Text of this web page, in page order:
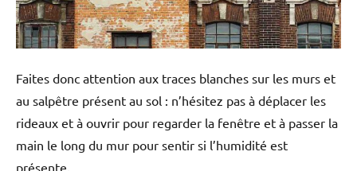
Faites donc attention aux traces blanches sur les murs et
au salpêtre présent au sol : n’hésitez pas à déplacer les
rideaux et à ouvrir pour regarder la fenêtre et à passer la
main le long du mur pour sentir si l’humidité est
présente.